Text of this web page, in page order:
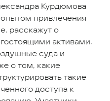
Курдюмова
привлечения
расскажут о
активами,
суда и
о том, какие
такие
доступа к